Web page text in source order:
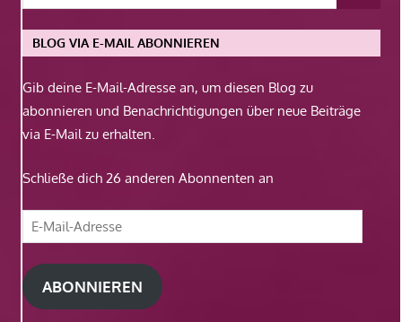
BLOG VIA E-MAIL ABONNIEREN
Gib deine E-Mail-Adresse an, um diesen Blog zu
abonnieren und Benachrichtigungen über neue Beiträge
via E-Mail zu erhalten.
Schließe dich 26 anderen Abonnenten an
E-
Mail-
Adresse
ABONNIEREN